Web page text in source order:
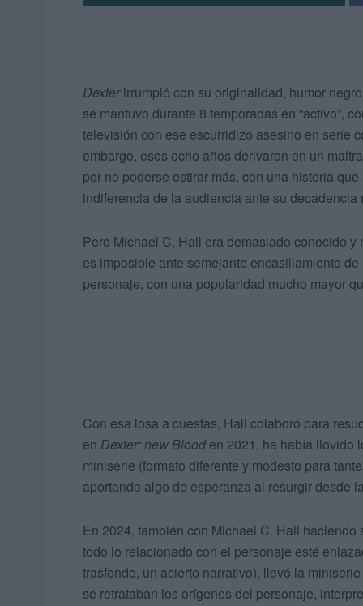
Dexterirrumpió con su originalidad, humor
se mantuvo durante 8 temporadas en “activo”,
televisión con ese escurridizo asesino en serie
embargo, esos ocho años derivaron en un
por no poderse estirar más, con una historia
indiferencia de la audiencia ante su decadencia
Pero Michael C. Hall era demasiado conocido y
es imposible ante semejante encasillamiento
personaje, con una popularidad mucho mayor
Con esa losa a cuestas, Hall colaboró para
en Dexter: new Blooden 2021, ha había llovido
miniserie (formato diferente y modesto para
aportando algo de esperanza al resurgir desde
En 2024, también con Michael C. Hall
todo lo relacionado con el personaje esté
trasfondo, un acierto narrativo), llevó la
se retrataban los orígenes del personaje,